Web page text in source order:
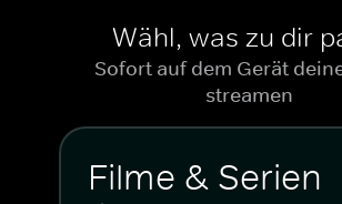
Wähl, was zu dir
Sofort auf dem Gerät
streamen
Filme & Serien